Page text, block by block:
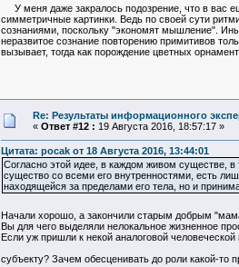
У меня даже закралось подозрение, что в вас
симметричные картинки. Ведь по своей сути
сознаниями, поскольку "экономят мышление".
неразвитое сознание повторению примитивов
вызывает, тогда как порождение цветных
Re: Результаты информационного
« Ответ #12 : 19 Августа 2016, 18:57:17 »
Цитата: pocak от 18 Августа 2016, 13:44:01
Согласно этой идее, в каждом живом существе,
существо со всеми его внутренностями, есть
находящейся за пределами его тела, но и
Начали хорошо, а закончили старым добрым
Вы для чего выделяли нелокальное жизненное
Если уж пришли к некой аналоговой
субъекту? Зачем обесценивать до роли какой-то